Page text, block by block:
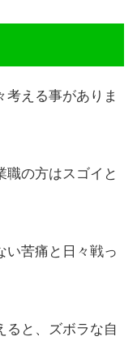
考える事がありま
職の方はスゴイと
い苦痛と日々戦っ
ると、ズボラな自